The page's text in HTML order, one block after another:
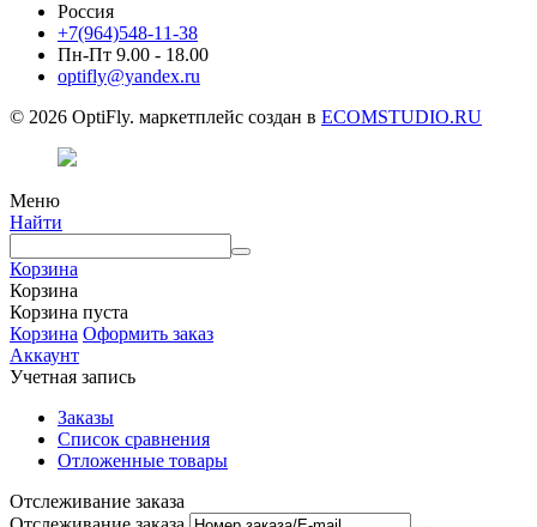
Россия
+7(964)548-11-38
Пн-Пт 9.00 - 18.00
optifly@yandex.ru
© 2026 OptiFly. маркетплейс создан в ECOMSTUDIO.RU
Меню
Найти
Корзина
Корзина
Корзина пуста
Корзина Оформить заказ
Аккаунт
Учетная запись
Заказы
Список сравнения
Отложенные товары
Отслеживание заказа